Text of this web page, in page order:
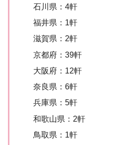
石川県：4軒
福井県：1軒
滋賀県：2軒
京都府：39軒
大阪府：12軒
奈良県：6軒
兵庫県：5軒
和歌山県：2軒
鳥取県：1軒